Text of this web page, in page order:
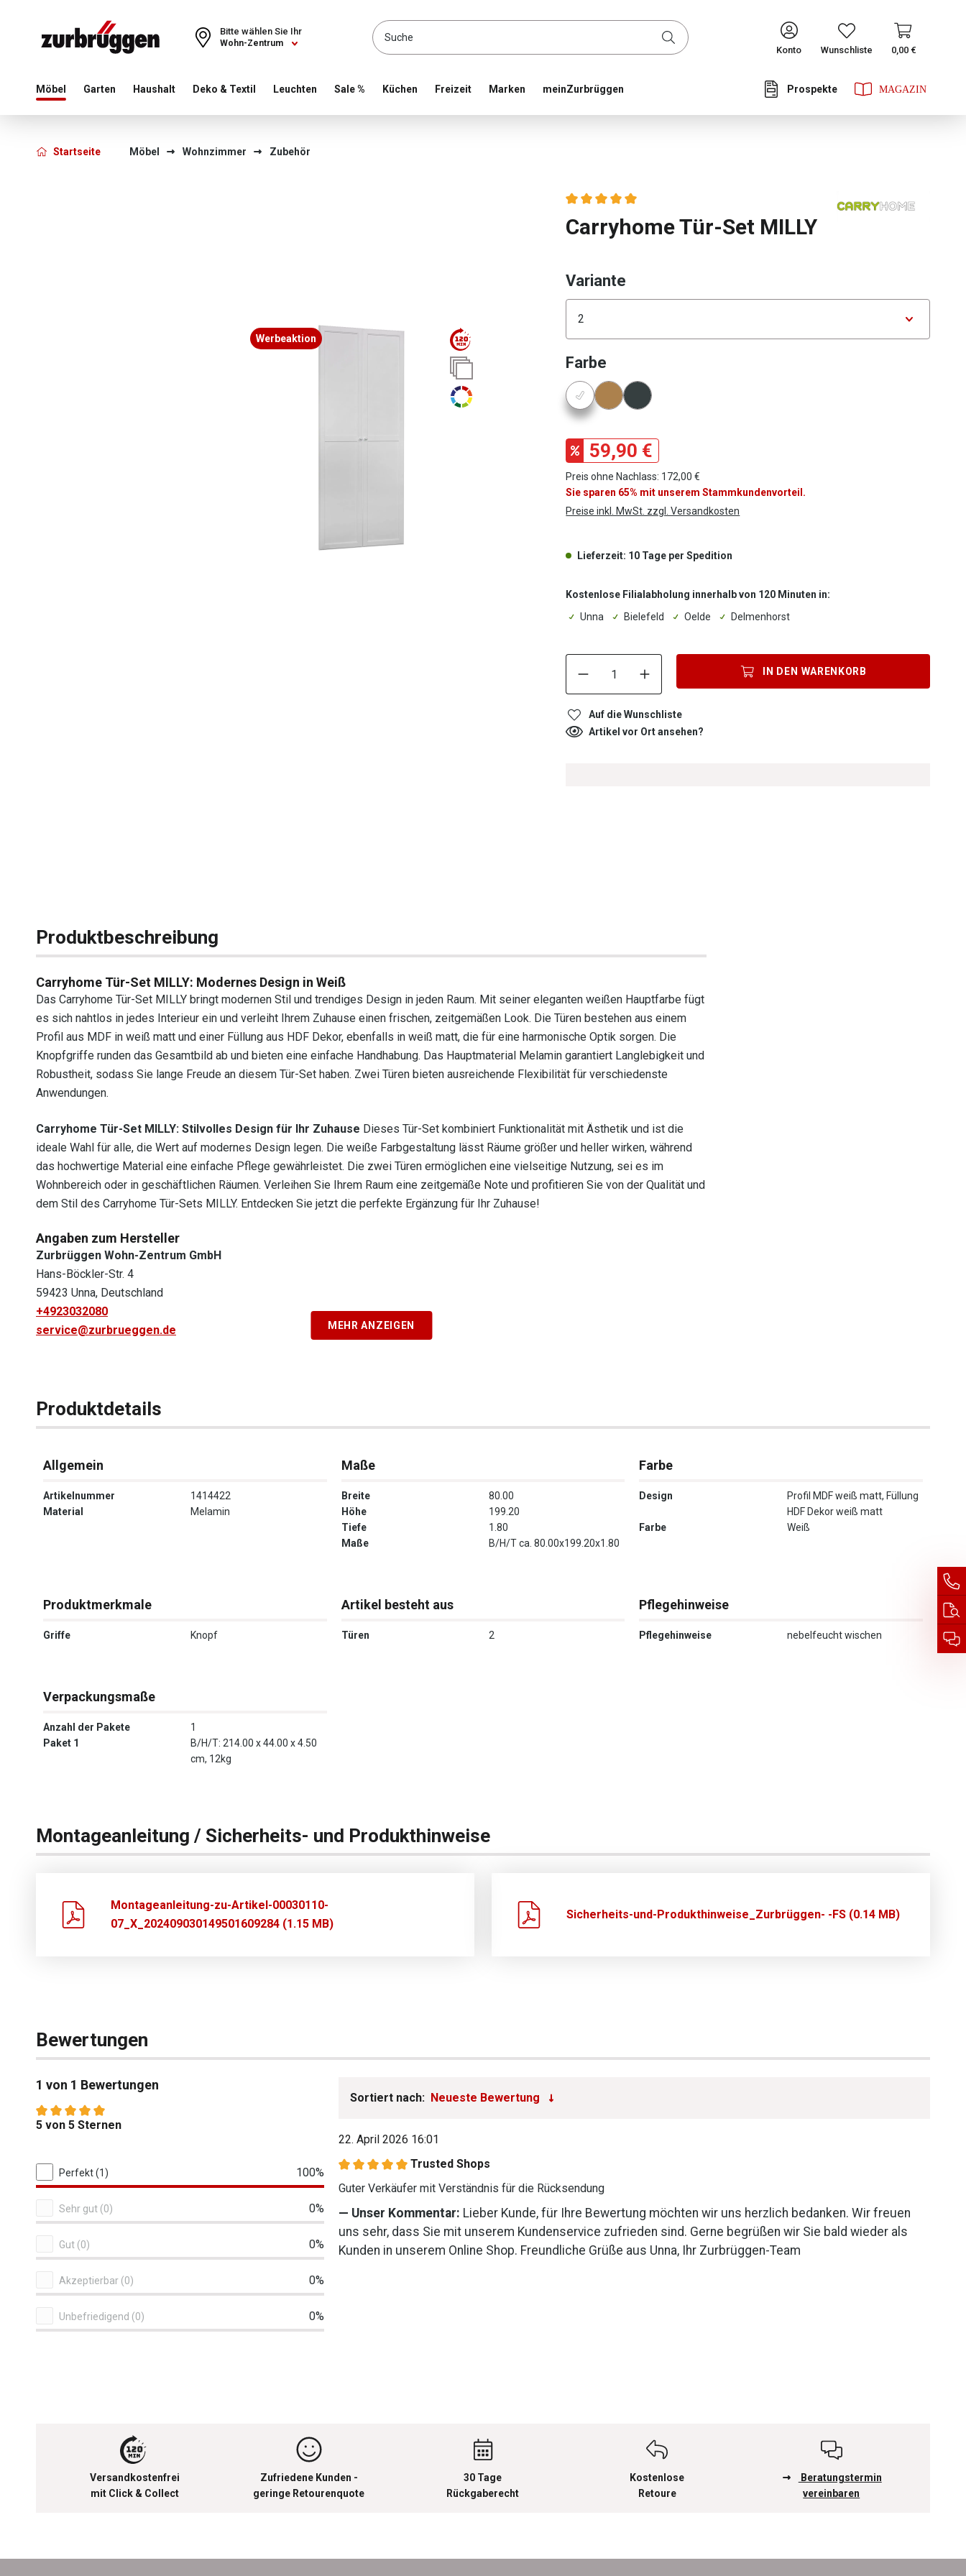
Choose a different country or region to see content for your location and shop online CONTINUE
Wohn-Zentrum
Bitte wählen Sie Ihr
Konto
Wunschliste 0,00 €
Möbel Garten Haushalt Deko & Textil Leuchten Sale % Küchen Freizeit Prospekte
Marken meinZurbrüggen
Startseite Möbel Wohnzimmer Zubehör
Werbeaktion
Durchschnittliche Bewertung von 5 von 5 Sternen
Carryhome Tür-Set MILLY
Variante
Konfigurator Variante
Farbe
Konfigurator Farbe
59,90 €
Preis ohne Nachlass: 172,00 €
Sie sparen 65% mit unserem Stammkundenvorteil.
Preise inkl. MwSt. zzgl. Versandkosten
Lieferzeit: 10 Tage per Spedition
Kostenlose Filialabholung innerhalb von 120 Minuten in:
Unna
Bielefeld Oelde Delmenhorst
Produkt Anzahl: Gib den gewünschten Wert ein oder benutze die
IN DEN WARENKORB
Auf die Wunschliste
Artikel vor Ort ansehen?
Produktbeschreibung
Carryhome Tür-Set MILLY: Modernes Design in Weiß
Das Carryhome Tür-Set MILLY bringt modernen Stil und trendiges Design in jeden Raum. Mit seiner eleganten weißen Hauptfarbe fügt
es sich nahtlos in jedes Interieur ein und verleiht Ihrem Zuhause einen frischen, zeitgemäßen Look. Die Türen bestehen aus einem
Profil aus MDF in weiß matt und einer Füllung aus HDF Dekor, ebenfalls in weiß matt, die für eine harmonische Optik sorgen. Die
Knopfgriffe runden das Gesamtbild ab und bieten eine einfache Handhabung. Das Hauptmaterial Melamin garantiert Langlebigkeit und
Robustheit, sodass Sie lange Freude an diesem Tür-Set haben. Zwei Türen bieten ausreichende Flexibilität für verschiedenste
Anwendungen.
Carryhome Tür-Set MILLY: Stilvolles Design für Ihr Zuhause Dieses Tür-Set kombiniert Funktionalität mit Ästhetik und ist die
ideale Wahl für alle, die Wert auf modernes Design legen. Die weiße Farbgestaltung lässt Räume größer und heller wirken, während
das hochwertige Material eine einfache Pflege gewährleistet. Die zwei Türen ermöglichen eine vielseitige Nutzung, sei es im
Wohnbereich oder in geschäftlichen Räumen. Verleihen Sie Ihrem Raum eine zeitgemäße Note und profitieren Sie von der Qualität und
dem Stil des Carryhome Tür-Sets MILLY. Entdecken Sie jetzt die perfekte Ergänzung für Ihr Zuhause!
Angaben zum Hersteller
Zurbrüggen Wohn-Zentrum GmbH
Hans-Böckler-Str. 4
59423 Unna, Deutschland
+4923032080
service@zurbrueggen.de
MEHR ANZEIGEN
Produktdetails
Allgemein
Artikelnummer
1414422
Material
Melamin
Maße
Breite
80.00
Höhe
199.20
Tiefe
1.80
Maße
B/H/T ca. 80.00x199.20x1.80
Farbe
Design
Profil MDF weiß matt, Füllung
HDF Dekor weiß matt
Farbe
Weiß
Produktmerkmale
Griffe Knopf
Artikel besteht aus
Türen 2
Pflegehinweise
Pflegehinweise nebelfeucht wischen
Verpackungsmaße
Anzahl der Pakete
1
Paket 1
B/H/T: 214.00 x 44.00 x 4.50
cm, 12kg
Montageanleitung / Sicherheits- und Produkthinweise
Montageanleitung-zu-Artikel-00030110-
07_X_202409030149501609284 (1.15 MB)
Sicherheits-und-Produkthinweise_Zurbrüggen- -FS (0.14 MB)
Bewertungen
1 von 1 Bewertungen
Durchschnittliche Bewertung von 5 von 5 Sternen
5 von 5 Sternen
1 von 1 Bewertungen
Perfekt (1) 100%
Sehr gut (0) 0%
Gut (0) 0%
Akzeptierbar (0) 0%
Unbefriedigend (0) 0%
Sortiert nach:
22. April 2026 16:01
Bewertung mit 5 von 5 Sternen
Trusted Shops
Guter Verkäufer mit Verständnis für die Rücksendung
Unser Kommentar: Lieber Kunde, für Ihre Bewertung möchten wir uns herzlich bedanken. Wir freuen
uns sehr, dass Sie mit unserem Kundenservice zufrieden sind. Gerne begrüßen wir Sie bald wieder als
Kunden in unserem Online Shop. Freundliche Grüße aus Unna, Ihr Zurbrüggen-Team
Versandkostenfrei
mit Click & Collect
Zufriedene Kunden -
geringe Retourenquote
30 Tage
Rückgaberecht
Kostenlose
Retoure
Beratungstermin
vereinbaren